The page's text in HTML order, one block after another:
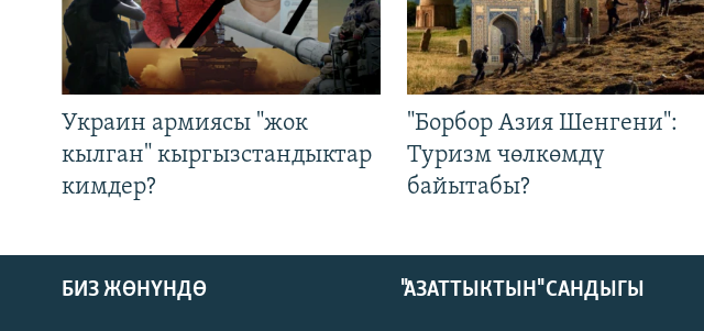
Украин армиясы "жок
кылган" кыргызстандыктар
кимдер?
"Борбор Азия Шенгени":
Туризм чөлкөмдү
байытабы?
БИЗ ЖӨНҮНДӨ "АЗАТТЫКТЫН" САНДЫГЫ